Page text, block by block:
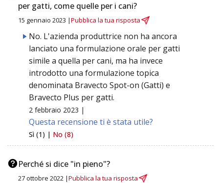
per gatti, come quelle per i cani?
15 gennaio 2023 |Pubblica la tua risposta
No. L'azienda produttrice non ha ancora
lanciato una formulazione orale per gatti
simile a quella per cani, ma ha invece
introdotto una formulazione topica
denominata Bravecto Spot-on (Gatti) e
Bravecto Plus per gatti.
2 febbraio 2023 |
Questa recensione ti è stata utile?
Sì (1) | No (8)
Perché si dice "in pieno"?
27 ottobre 2022 |Pubblica la tua risposta